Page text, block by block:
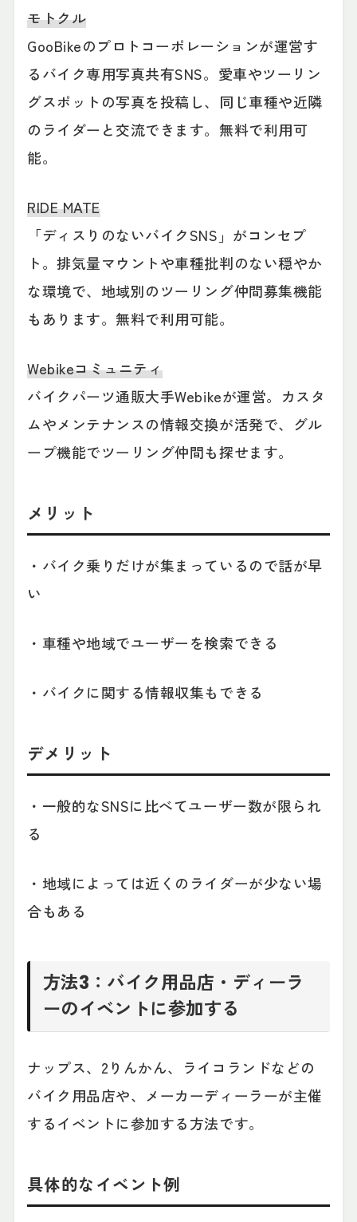
モトクル
GooBikeのプロトコーポレーションが運営す
るバイク専用写真共有SNS。愛車やツーリン
グスポットの写真を投稿し、同じ車種や近隣
のライダーと交流できます。無料で利用可
能。
RIDE MATE
「ディスりのないバイクSNS」がコンセプ
ト。排気量マウントや車種批判のない穏やか
な環境で、地域別のツーリング仲間募集機能
もあります。無料で利用可能。
Webikeコミュニティ
バイクパーツ通販大手Webikeが運営。カスタ
ムやメンテナンスの情報交換が活発で、グル
ープ機能でツーリング仲間も探せます。
メリット
・バイク乗りだけが集まっているので話が早
い
・車種や地域でユーザーを検索できる
・バイクに関する情報収集もできる
デメリット
・一般的なSNSに比べてユーザー数が限られ
る
・地域によっては近くのライダーが少ない場
合もある
方法3：バイク用品店・ディーラ
ーのイベントに参加する
ナップス、2りんかん、ライコランドなどの
バイク用品店や、メーカーディーラーが主催
するイベントに参加する方法です。
具体的なイベント例